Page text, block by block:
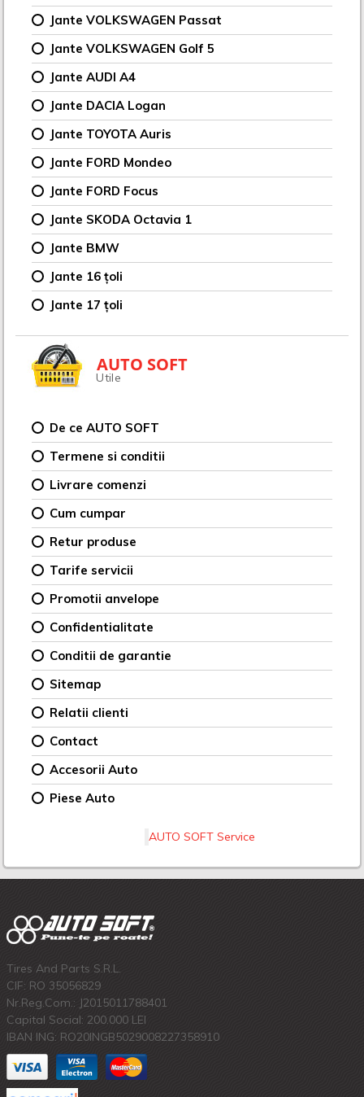
Jante VOLKSWAGEN Passat
Jante VOLKSWAGEN Golf 5
Jante AUDI A4
Jante DACIA Logan
Jante TOYOTA Auris
Jante FORD Mondeo
Jante FORD Focus
Jante SKODA Octavia 1
Jante BMW
Jante 16 țoli
Jante 17 țoli
AUTO SOFT
Utile
De ce AUTO SOFT
Termene si conditii
Livrare comenzi
Cum cumpar
Retur produse
Tarife servicii
Promotii anvelope
Confidentialitate
Conditii de garantie
Sitemap
Relatii clienti
Contact
Accesorii Auto
Piese Auto
AUTO SOFT Service
Tires And Parts S.R.L.
CIF: RO 35056829
Nr.Reg.Com.: J2015011788401
Capital Social: 200.000 LEI
IBAN ING: RO20INGB5029008227358910